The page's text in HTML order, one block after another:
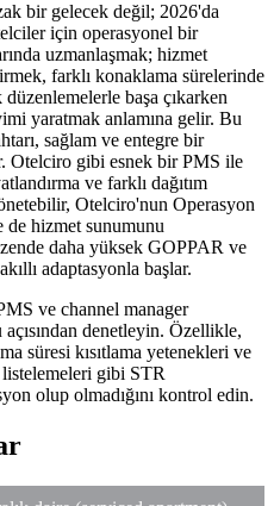
bir gelecek değil; 2026'da
için operasyonel bir
uzmanlaşmak; hizmet
farklı konaklama sürelerinde
başa çıkarken
yaratmak anlamına gelir. Bu
sağlam ve entegre bir
Otelciro gibi esnek bir PMS ile
ve farklı dağıtım
Otelciro'nun Operasyon
hizmet sunumunu
daha yüksek GOPPAR ve
adaptasyonla başlar.
ve channel manager
denetleyin. Özellikle,
süresi kısıtlama yetenekleri ve
gibi STR
olup olmadığını kontrol edin.